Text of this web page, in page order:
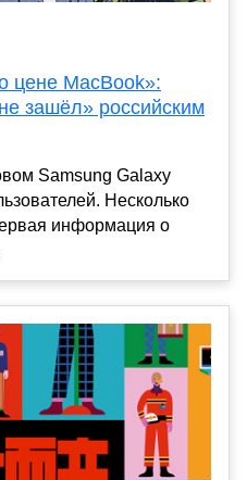
цене MacBook»:
зашёл» российским
Samsung Galaxy
Несколько
информация о